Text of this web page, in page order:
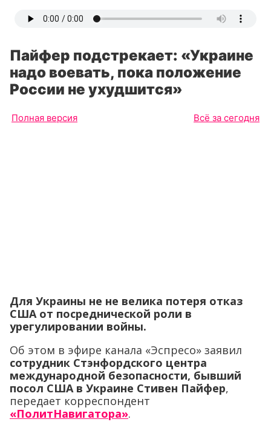
Пайфер подстрекает: «Украине
надо воевать, пока положение
России не ухудшится»
Полная версия Всё за сегодня
Для Украины не не велика потеря отказ
США от посреднической роли в
урегулировании войны.
Об этом в эфире канала «Эспресо» заявил
сотрудник Стэнфордского центра
международной безопасности, бывший
посол США в Украине Стивен Пайфер,
передает корреспондент
«ПолитНавигатора».